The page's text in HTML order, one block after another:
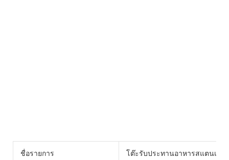
ชื่อรายการ โต๊ะรับประทานอาหารสแตนเลส